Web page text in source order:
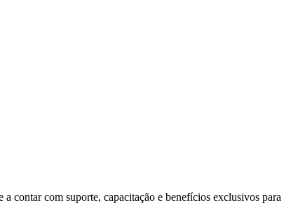
contar com suporte, capacitação e benefícios exclusivos para